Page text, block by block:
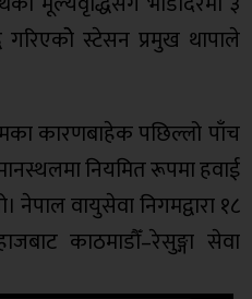
स्टेसन प्रमुख थापाले
कारणबाहेक पछिल्लो पाँच
नियमित रूपमा हवाई
वायुसेवा निगमद्वारा १८
काठमाडौँ–रेसुङ्गा सेवा